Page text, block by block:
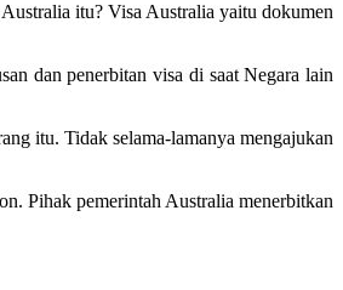
itu? Visa Australia yaitu dokumen
dan penerbitan visa di saat Negara lain
itu. Tidak selama-lamanya mengajukan
Pihak pemerintah Australia menerbitkan